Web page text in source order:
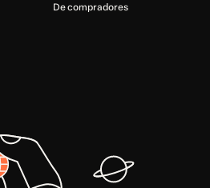
De compradores